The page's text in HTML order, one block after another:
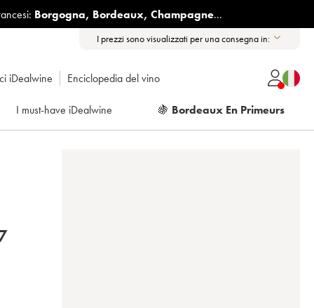
Borgogna, Bordeaux, Champagne...
I prezzi sono visualizzati per una consegna in:
iDealwine Enciclopedia del vino
I must-have iDealwine 🍇 Bordeaux En Primeurs